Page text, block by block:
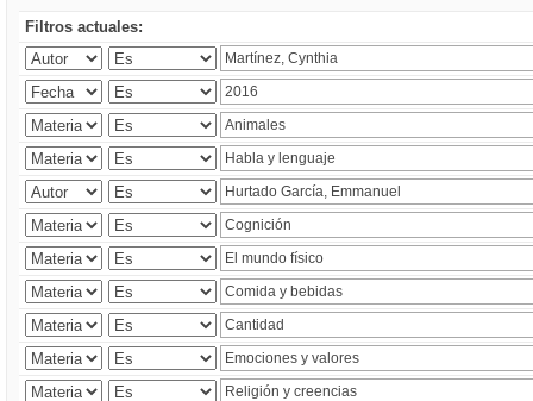
Filtros actuales: